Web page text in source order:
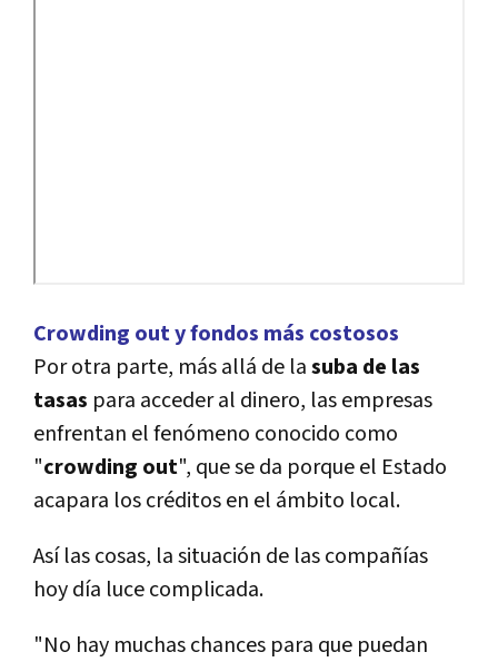
Crowding out y fondos más costosos
Por otra parte, más allá de lasuba de las
tasas para acceder al dinero, las empresas
enfrentan el fenómeno conocido como
"crowding out", que se da porque el Estado
acapara los créditos en el ámbito local.
Así­ las cosas, la situación de las compañí­as
hoy dí­a luce complicada.
"No hay muchas chances para que puedan